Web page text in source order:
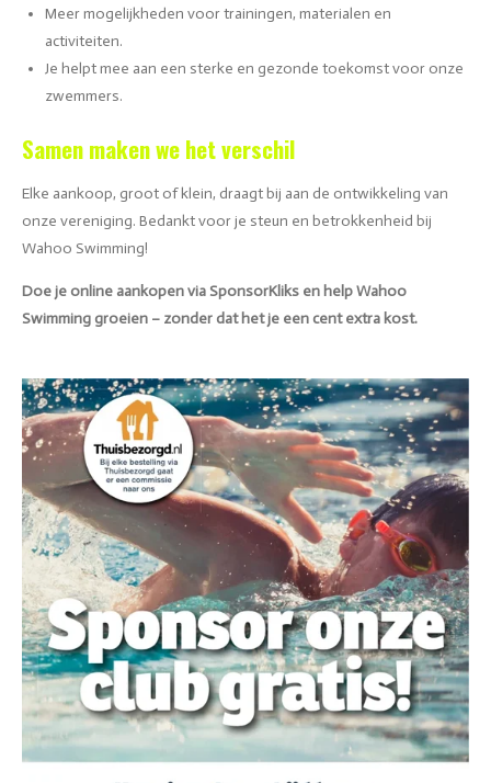
Meer mogelijkheden voor trainingen, materialen en
activiteiten.
Je helpt mee aan een sterke en gezonde toekomst voor onze
zwemmers.
Samen maken we het verschil
Elke aankoop, groot of klein, draagt bij aan de ontwikkeling van
onze vereniging. Bedankt voor je steun en betrokkenheid bij
Wahoo Swimming!
Doe je online aankopen via SponsorKliks en help Wahoo
Swimming groeien – zonder dat het je een cent extra kost.